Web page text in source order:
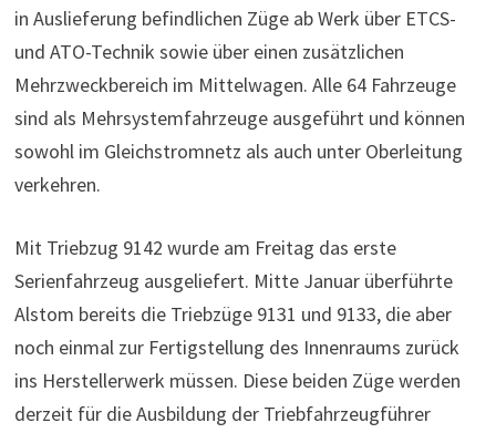
in Auslieferung befindlichen Züge ab Werk über ETCS-
und ATO-Technik sowie über einen zusätzlichen
Mehrzweckbereich im Mittelwagen. Alle 64 Fahrzeuge
sind als Mehrsystemfahrzeuge ausgeführt und können
sowohl im Gleichstromnetz als auch unter Oberleitung
verkehren.
Mit Triebzug 9142 wurde am Freitag das erste
Serienfahrzeug ausgeliefert. Mitte Januar überführte
Alstom bereits die Triebzüge 9131 und 9133, die aber
noch einmal zur Fertigstellung des Innenraums zurück
ins Herstellerwerk müssen. Diese beiden Züge werden
derzeit für die Ausbildung der Triebfahrzeugführer